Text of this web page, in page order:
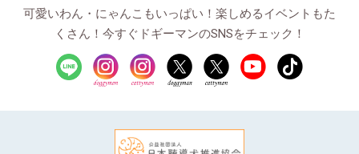
可愛いわん・にゃんこもいっぱい！楽しめるイベントもた
くさん！今すぐドギーマンのSNSをチェック！